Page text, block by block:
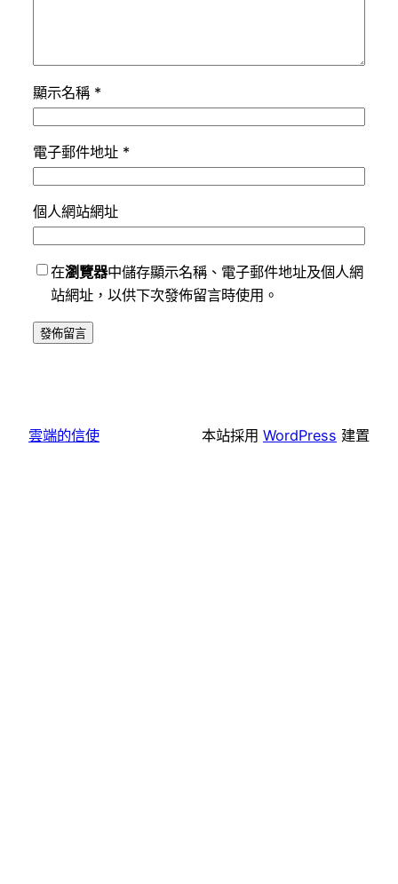
顯示名稱 *
電子郵件地址 *
個人網站網址
在瀏覽器中儲存顯示名稱、電子郵件地址及個人網
站網址，以供下次發佈留言時使用。
雲端的信使 本站採用 WordPress 建置